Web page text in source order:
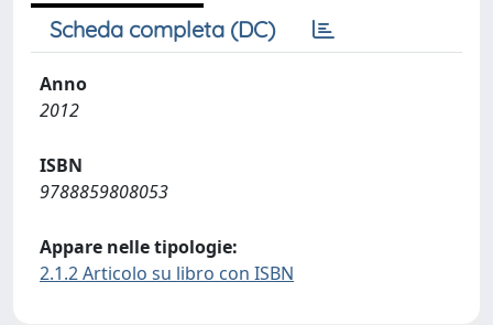
Scheda completa (DC)
Anno
2012
ISBN
9788859808053
Appare nelle tipologie:
2.1.2 Articolo su libro con ISBN